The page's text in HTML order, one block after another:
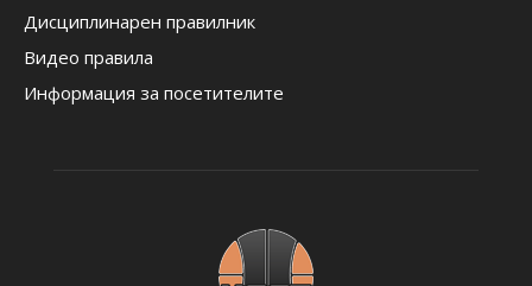
Дисциплинарен правилник
Видео правила
Информация за посетителите